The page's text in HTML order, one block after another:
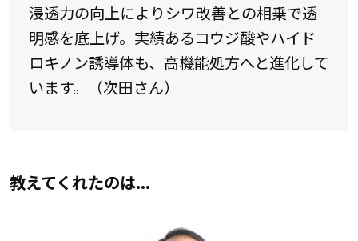
浸透力の向上によりシワ改善との相乗で透
明感を底上げ。実績あるコウジ酸やハイド
ロキノン誘導体も、高機能処方へと進化して
います。（次田さん）
教えてくれたのは...